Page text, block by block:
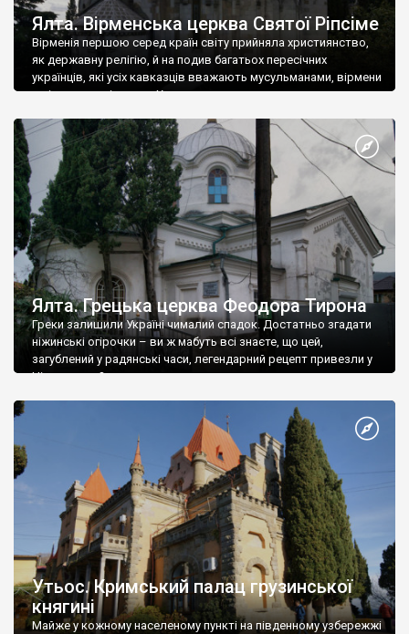
Ялта. Вірменська церква Святої Ріпсіме
Вірменія першою серед країн світу прийняла християнство,
як державну релігію, й на подив багатьох пересічних
українців, які усіх кавказців вважають мусульманами, вірмени
є відданими вірянами Христа
Ялта. Грецька церква Феодора Тирона
Греки залишили Україні чималий спадок. Достатньо згадати
ніжинські огірочки – ви ж мабуть всі знаєте, що цей,
загублений у радянські часи, легендарний рецепт привезли у
Ніжин греки?
Утьос. Кримський палац грузинської
княгині
Майже у кожному населеному пункті на південному узбережжі